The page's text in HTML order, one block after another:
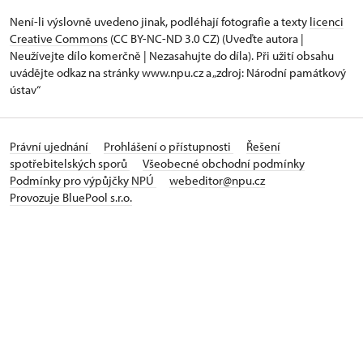
Není-li výslovně uvedeno jinak, podléhají fotografie a texty licenci
Creative Commons (CC BY-NC-ND 3.0 CZ) (Uveďte autora |
Neužívejte dílo komerčně | Nezasahujte do díla). Při užití obsahu
uvádějte odkaz na stránky www.npu.cz a „zdroj: Národní památkový
ústav“
Právní ujednání Prohlášení o přístupnosti
Řešení
spotřebitelských sporů
Všeobecné obchodní podmínky
Podmínky pro výpůjčky NPÚ
webeditor@npu.cz
Provozuje BluePool s.r.o.